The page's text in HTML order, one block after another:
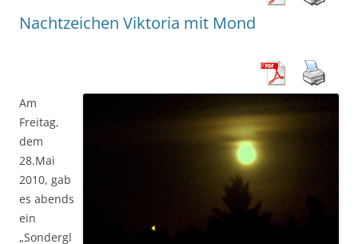
Nachtzeichen Viktoria mit Mond
Am
Freitag,
dem
28.Mai
2010, gab
es abends
ein
„Sondergl